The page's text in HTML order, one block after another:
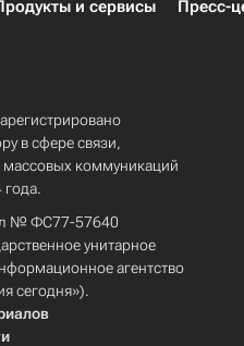
и сервисы Пресс-
в сфере связи,
коммуникаций
№ ФС77-57640
унитарное
агентство
сегодня»).